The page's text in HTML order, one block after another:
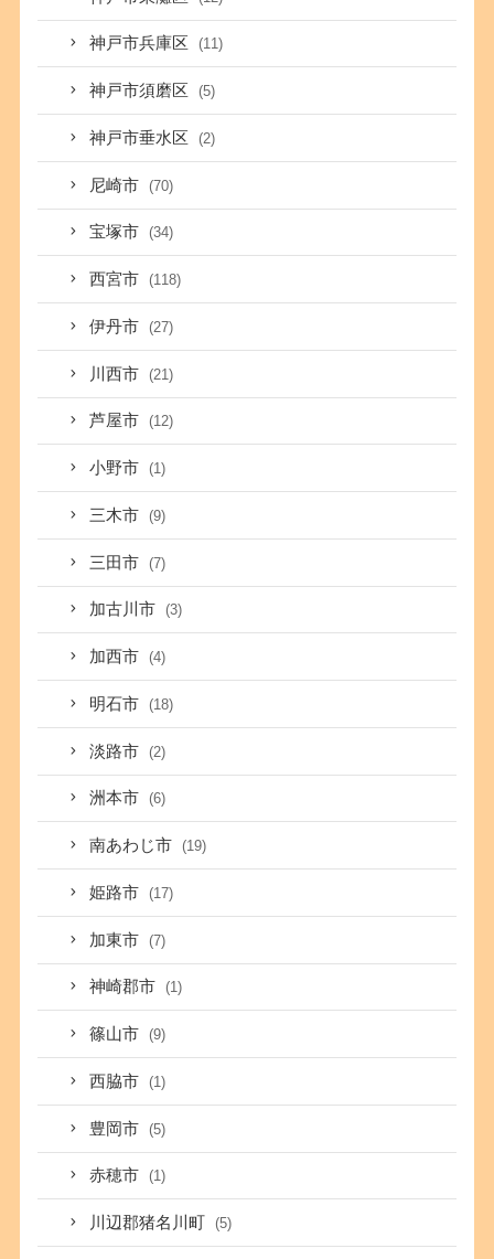
神戸市兵庫区 (11)
神戸市須磨区 (5)
神戸市垂水区 (2)
尼崎市 (70)
宝塚市 (34)
西宮市 (118)
伊丹市 (27)
川西市 (21)
芦屋市 (12)
小野市 (1)
三木市 (9)
三田市 (7)
加古川市 (3)
加西市 (4)
明石市 (18)
淡路市 (2)
洲本市 (6)
南あわじ市 (19)
姫路市 (17)
加東市 (7)
神崎郡市 (1)
篠山市 (9)
西脇市 (1)
豊岡市 (5)
赤穂市 (1)
川辺郡猪名川町 (5)